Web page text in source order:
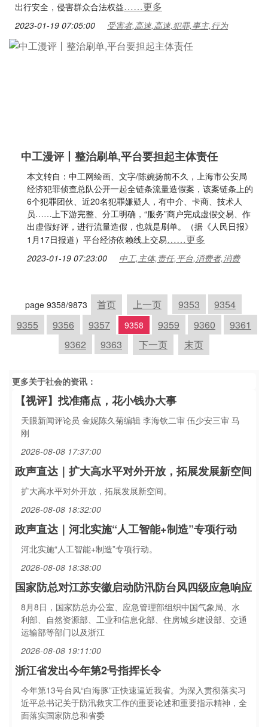
出行安全，侵害群众合法权益……更多
2023-01-19 07:05:00 受害者,高速,高速,犯罪,事主,行为
中工漫评丨整治刷单,平台要担起主体责任
本文转自：中工网绘画、文字/陈婉扬前不久，上海市公安局
经济犯罪侦查总队公开一起全链条流量造假案，该案链条上的
6个犯罪团伙、近20名犯罪嫌疑人，有中介、卡商、技术人
员……上下游完整、分工明确，“服务”商户完成虚假交易、作
出虚假好评，进行流量造假，也就是刷单。（据《人民日报》
1月17日报道）平台经济依赖线上交易……更多
2023-01-19 07:23:00 中工,主体,责任,平台,消费者,消费
page 9358/9873 首页 上一页 9353
9354
9355
9356 9357 9358 9359 9360
9361
9362
9363 下一页 末页
更多关于社会的资讯：
【视评】找准痛点，花小钱办大事
天眼新闻评论员 金妮陈久菊编辑 李海钦二审 伍少安三审 马
刚
2026-08-08 17:37:00
政声直达｜扩大高水平对外开放，拓展发展新空间
扩大高水平对外开放，拓展发展新空间。
2026-08-08 18:32:00
政声直达｜河北实施“人工智能+制造”专项行动
河北实施“人工智能+制造”专项行动。
2026-08-08 18:38:00
国家防总对江苏安徽启动防汛防台风四级应急响应
8月8日，国家防总办公室、应急管理部组织中国气象局、水
利部、自然资源部、工业和信息化部、住房城乡建设部、交通
运输部等部门以及浙江
2026-08-08 19:11:00
浙江省发出今年第2号指挥长令
今年第13号台风“白海豚”正快速逼近我省。为深入贯彻落实习
近平总书记关于防汛救灾工作的重要论述和重要指示精神，全
面落实国家防总和省委